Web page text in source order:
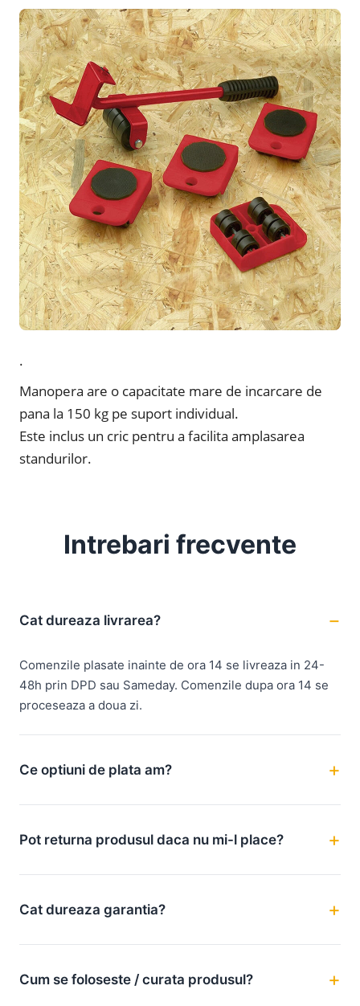
.
Manopera are o capacitate mare de incarcare de
pana la 150 kg pe suport individual.
Este inclus un cric pentru a facilita amplasarea
standurilor.
Intrebari frecvente
Cat dureaza livrarea?
Comenzile plasate inainte de ora 14 se livreaza in 24-
48h prin DPD sau Sameday. Comenzile dupa ora 14 se
proceseaza a doua zi.
Ce optiuni de plata am?
Pot returna produsul daca nu mi-l place?
Cat dureaza garantia?
Cum se foloseste / curata produsul?